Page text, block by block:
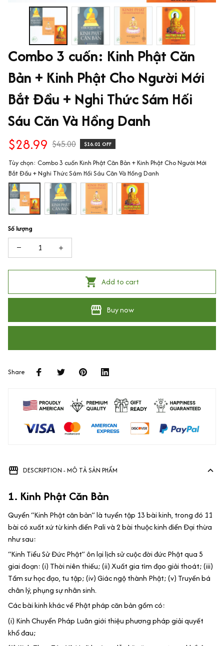
Combo 3 cuốn: Kinh Phật Căn
Bản + Kinh Phật Cho Người Mới
Bắt Đầu + Nghi Thức Sám Hối
Sáu Căn Và Hồng Danh
$28.99 $45.00 $16.01 OFF
Tùy chọn: Combo 3 cuốn Kinh Phật Căn Bản + Kinh Phật Cho Người Mới
Bắt Đầu + Nghi Thức Sám Hối Sáu Căn Và Hồng Danh
Số lượng
Add to cart
Buy now
Share
DESCRIPTION - MÔ TẢ SẢN PHẨM
1. Kinh Phật Căn Bản
Quyển “Kinh Phật căn bản” là tuyển tập 13 bài kinh, trong đó 11
bài có xuất xứ từ kinh điển Pali và 2 bài thuộc kinh điển Đại thừa
như sau:
“Kinh Tiểu Sử Đức Phật” ôn lại lịch sử cuộc đời đức Phật qua 5
giai đoạn: (i) Thời niên thiếu; (ii) Xuất gia tìm đạo giải thoát; (iii)
Tầm sư học đạo, tu tập; (iv) Giác ngộ thành Phật; (v) Truyền bá
chân lý, phụng sự nhân sinh.
Các bài kinh khác về Phật pháp căn bản gồm có:
(i) Kinh Chuyển Pháp Luân giới thiệu phương pháp giải quyết
khổ đau;